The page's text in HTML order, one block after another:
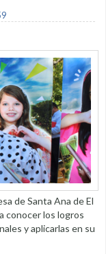
de Santa Ana de El
conocer los logros
y aplicarlas en su